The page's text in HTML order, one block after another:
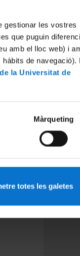
gestionar les vostres
que puguin
amb el lloc web) i
de navegació).
la Universitat de
Màrqueting
totes les galetes
PEU 3